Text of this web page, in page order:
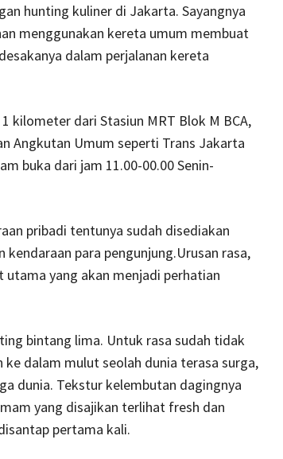
hunting kuliner di Jakarta. Sayangnya
menggunakan kereta umum membuat
dalam perjalanan kereta
kilometer dari Stasiun MRT Blok M BCA,
Angkutan Umum seperti Trans Jakarta
buka dari jam 11.00-00.00 Senin-
pribadi tentunya sudah disediakan
para pengunjung.Urusan rasa,
utama yang akan menjadi perhatian
bintang lima. Untuk rasa sudah tidak
dalam mulut seolah dunia terasa surga,
dunia. Tekstur kelembutan dagingnya
yang disajikan terlihat fresh dan
pertama kali.